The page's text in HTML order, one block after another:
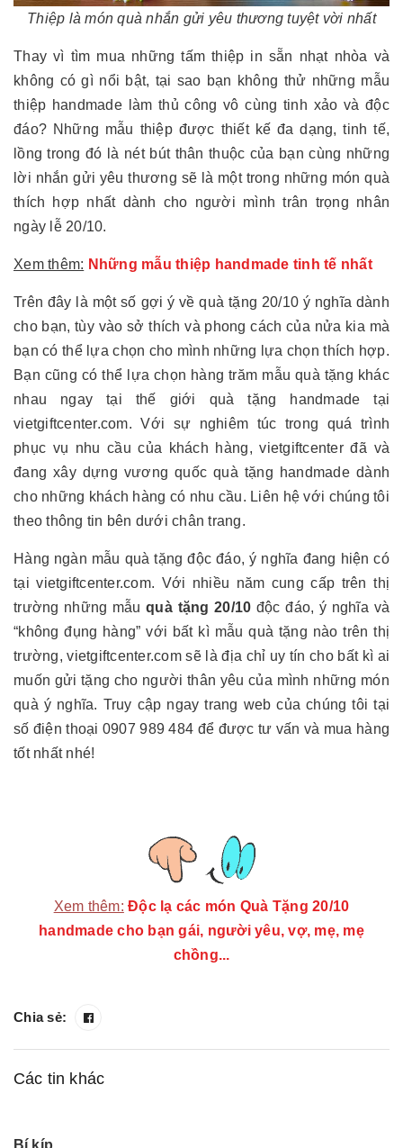
Thiệp là món quà nhắn gửi yêu thương tuyệt vời nhất
Thay vì tìm mua những tấm thiệp in sẵn nhạt nhòa và
không có gì nổi bật, tại sao bạn không thử những mẫu
thiệp handmade làm thủ công vô cùng tinh xảo và độc
đáo? Những mẫu thiệp được thiết kế đa dạng, tinh tế,
lồng trong đó là nét bút thân thuộc của bạn cùng những
lời nhắn gửi yêu thương sẽ là một trong những món quà
thích hợp nhất dành cho người mình trân trọng nhân
ngày lễ 20/10.
Xem thêm: Những mẫu thiệp handmade tinh tế nhất
Trên đây là một số gợi ý về quà tặng 20/10 ý nghĩa dành
cho bạn, tùy vào sở thích và phong cách của nửa kia mà
bạn có thể lựa chọn cho mình những lựa chọn thích hợp.
Bạn cũng có thể lựa chọn hàng trăm mẫu quà tặng khác
nhau ngay tại thế giới quà tặng handmade tại
vietgiftcenter.com. Với sự nghiêm túc trong quá trình
phục vụ nhu cầu của khách hàng, vietgiftcenter đã và
đang xây dựng vương quốc quà tặng handmade dành
cho những khách hàng có nhu cầu. Liên hệ với chúng tôi
theo thông tin bên dưới chân trang.
Hàng ngàn mẫu quà tặng độc đáo, ý nghĩa đang hiện có
tại vietgiftcenter.com. Với nhiều năm cung cấp trên thị
trường những mẫuquà tặng 20/10 độc đáo, ý nghĩa và
“không đụng hàng” với bất kì mẫu quà tặng nào trên thị
trường, vietgiftcenter.com sẽ là địa chỉ uy tín cho bất kì ai
muốn gửi tặng cho người thân yêu của mình những món
quà ý nghĩa. Truy cập ngay trang web của chúng tôi tại
số điện thoại 0907 989 484 để được tư vấn và mua hàng
tốt nhất nhé!
Xem thêm: Độc lạ các món Quà Tặng 20/10
handmade cho bạn gái, người yêu, vợ, mẹ, mẹ
chồng...
Chia sẻ:
Các tin khác
Bí kíp